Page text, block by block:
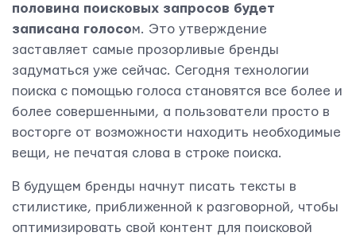
половина поисковых запросов будет
записана голосом. Это утверждение
заставляет самые прозорливые бренды
задуматься уже сейчас. Сегодня технологии
поиска с помощью голоса становятся все более и
более совершенными, а пользователи просто в
восторге от возможности находить необходимые
вещи, не печатая слова в строке поиска.
В будущем бренды начнут писать тексты в
стилистике, приближенной к разговорной, чтобы
оптимизировать свой контент для поисковой